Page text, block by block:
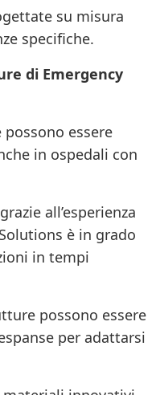
su misura
specifiche.
di Emergency
essere
in ospedali con
grazie all’esperienza
è in grado
in tempi
possono essere
per adattarsi